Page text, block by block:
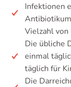
Infektionen
Vielzahl
Die übliche
einmal
täglich für
Die